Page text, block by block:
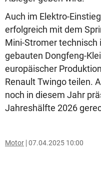
Auch im Elektro-
erfolgreich mit dem
Mini-Stromer technisch
gebauten Dongfeng-
europäischer
Renault Twingo teilen.
noch in diesem Jahr
Jahreshälfte 2026
Motor 07.04.2025 10:00